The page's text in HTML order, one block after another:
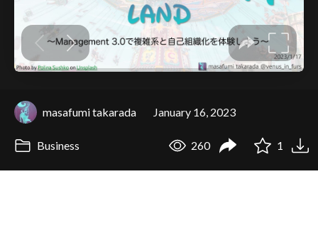
masafumi takarada January 16, 2023
Business 260 1